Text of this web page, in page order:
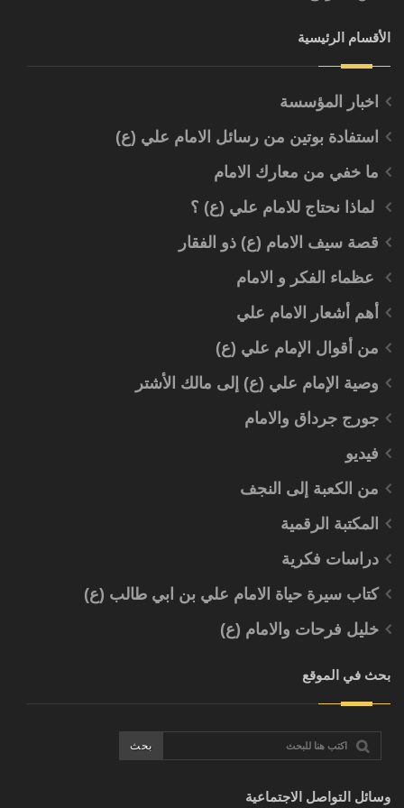
ويبقى العلم الظاهر بالممارسة
الصحيحة بكل مقوماته علماً رفيعا
الأقسام الرئيسية
اخبار المؤسسة
استفادة بوتين من رسائل الامام علي (ع)
ما خفي من معارك الامام
لماذا نحتاج للامام علي (ع) ؟
قصة سيف الامام (ع) ذو الفقار
عظماء الفكر و الامام
أهم أشعار الامام علي
من أقوال الإمام علي (ع)
وصية الإمام علي (ع) إلى مالك الأشتر
جورج جرداق والامام
فيديو
من الكعبة إلى النجف
المكتبة الرقمية
دراسات فكرية
كتاب سيرة حياة الامام علي بن ابي طالب (ع)
خليل فرحات والامام (ع)
بحث في الموقع
وسائل التواصل الاجتماعية